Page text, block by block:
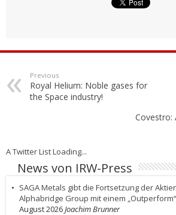
Previous
Royal Helium: Noble gases for
the Space industry!
Covestro:
A Twitter List Loading...
News von IRW-Press
SAGA Metals gibt die Fortsetzung der
Alphabridge Group mit einem
August 2026Joachim Brunner